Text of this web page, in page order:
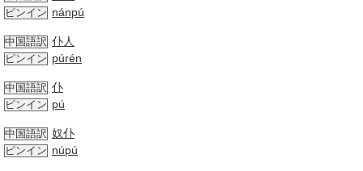
ピンイン nánpú
中国語訳 仆人
ピンイン púrén
中国語訳 仆
ピンイン pú
中国語訳 奴仆
ピンイン núpú